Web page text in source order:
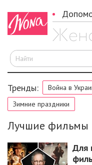
Тренды: Война в
Зимние праздники
Лучшие фильмы
Для